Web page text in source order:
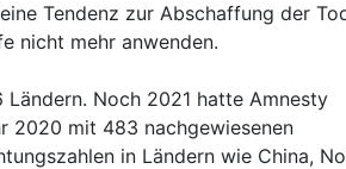
Tendenz zur Abschaffung der
nicht mehr anwenden.
Noch 2021 hatte Amnesty
2020 mit 483 nachgewiesenen
in Ländern wie China,